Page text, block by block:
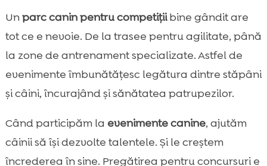
Unparc canin pentru competițiibine gândit are
tot ce e nevoie. De la trasee pentru agilitate, până
la zone de antrenament specializate. Astfel de
evenimente îmbunătățesc legătura dintre stăpâni
și câini, încurajând și sănătatea patrupezilor.
Când participăm la evenimente canine, ajutăm
câinii să îşi dezvolte talentele. Și le creștem
încrederea în sine. Pregătirea pentru concursuri e